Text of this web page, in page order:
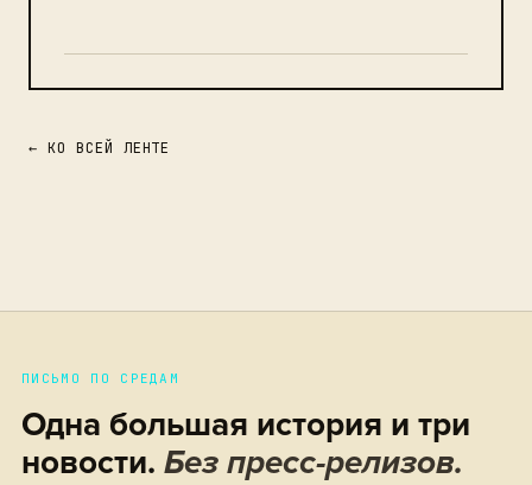
← КО ВСЕЙ ЛЕНТЕ
ПИСЬМО ПО СРЕДАМ
Одна большая история и три
новости. Без пресс-релизов.